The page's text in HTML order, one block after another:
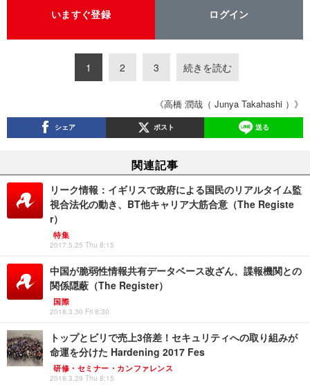
いますぐ登録 ログイン
1 2 3 続きを読む
《高橋 潤哉（ Junya Takahashi ）》
シェア ポスト 送る
関連記事
リーク情報：イギリスで政府による国民のリアルタイム監
視合法化の動き、BT他キャリア大筋合意（The Registe
r）
特集
2017.5.25 Thu 8:15
中国が脆弱性情報共有データベース改ざん、諜報機関との
関係隠蔽（The Register）
国際
2018.3.30 Fri 8:30
トップとビリで売上3倍差！セキュリティへの取り組みが
命運を分けた Hardening 2017 Fes
研修・セミナー・カンファレンス
2018.3.29 Thu 8:15